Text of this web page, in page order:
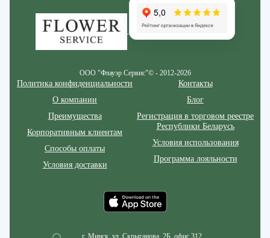
ООО "Флауэр Сервис"© - 2012-2026
Политика конфиденциальности
О компании
Преимущества
Корпоративным клиентам
Способы оплаты
Условия доставки
Контакты
Блог
Регистрация в торговом реестре
Республики Беларусь
Условия использования
Программа лояльности
г. Минск, ул. Скрыганова, 2Б, офис 312